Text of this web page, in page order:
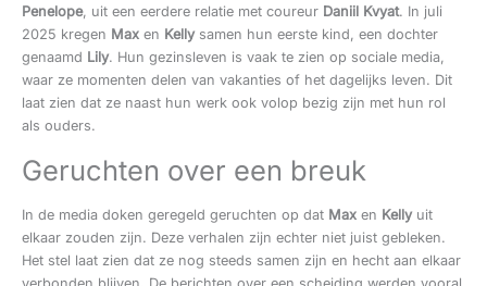
Penelope, uit een eerdere relatie met coureur Daniil Kvyat. In juli
2025 kregen Max en Kellysamen hun eerste kind, een dochter
genaamd Lily. Hun gezinsleven is vaak te zien op sociale media,
waar ze momenten delen van vakanties of het dagelijks leven. Dit
laat zien dat ze naast hun werk ook volop bezig zijn met hun rol
als ouders.
Geruchten over een breuk
In de media doken geregeld geruchten op dat Max en Kellyuit
elkaar zouden zijn. Deze verhalen zijn echter niet juist gebleken.
Het stel laat zien dat ze nog steeds samen zijn en hecht aan elkaar